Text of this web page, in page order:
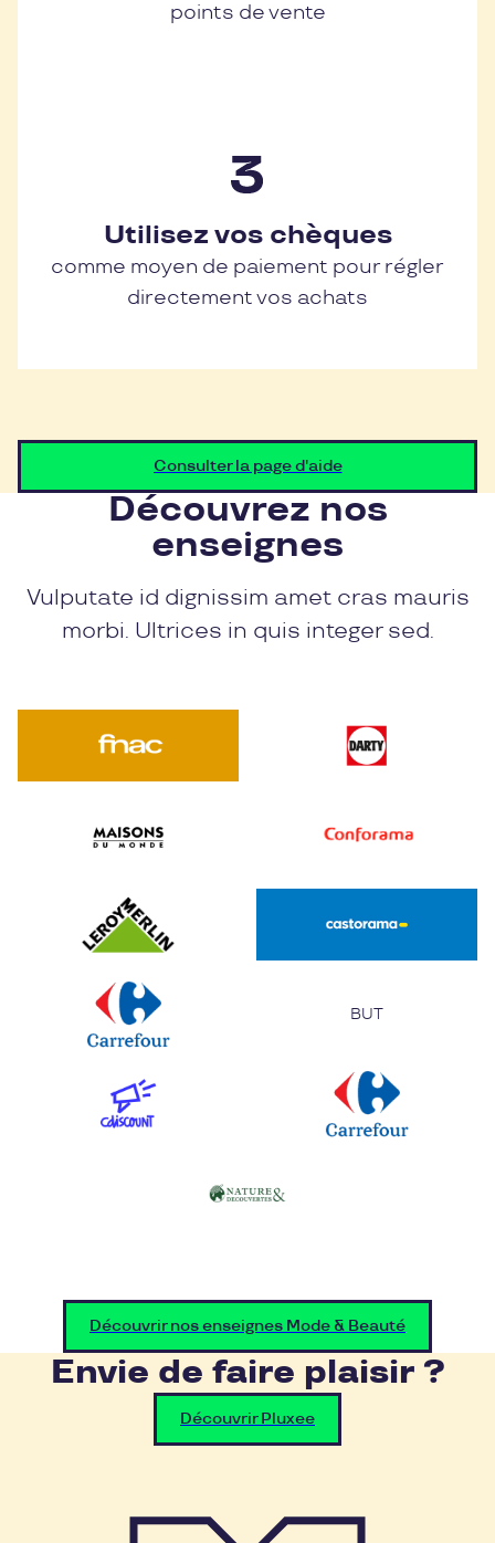
points de vente
Utilisez vos chèques
comme moyen de paiement pour régler
directement vos achats
Consulter la page d'aide
Découvrez nos
enseignes
Vulputate id dignissim amet cras mauris
morbi. Ultrices in quis integer sed.
BUT
Découvrir nos enseignes Mode & Beauté
Envie de faire plaisir ?
Découvrir Pluxee